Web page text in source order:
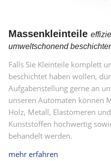
Massenkleinteile
umweltschonend
Falls Sie Kleinteile komplett
beschichtet haben wollen,
Aufgabenstellung gerne an
unseren Automaten können
Holz, Metall, Elastomeren
Kunststoffen hochwertig
behandelt werden.
mehr erfahren